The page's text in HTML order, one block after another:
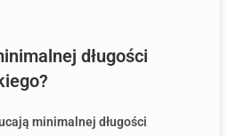
długości
minimalnej długości